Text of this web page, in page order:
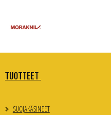
TUOTTEET
SUOJAKÄSINEET